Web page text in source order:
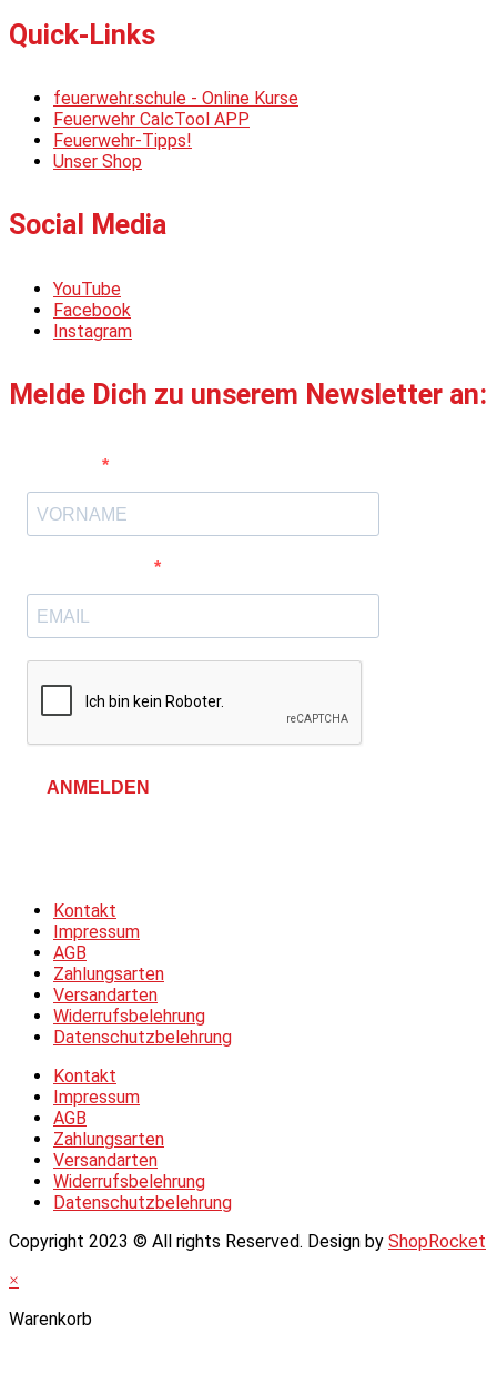
Quick-Links
feuerwehr.schule - Online Kurse
Feuerwehr CalcTool APP
Feuerwehr-Tipps!
Unser Shop
Social Media
YouTube
Facebook
Instagram
Melde Dich zu unserem Newsletter an:
ANMELDEN
Kontakt
Impressum
AGB
Zahlungsarten
Versandarten
Widerrufsbelehrung
Datenschutzbelehrung
Kontakt
Impressum
AGB
Zahlungsarten
Versandarten
Widerrufsbelehrung
Datenschutzbelehrung
Copyright 2023 © All rights Reserved. Design by ShopRocket
×
Warenkorb